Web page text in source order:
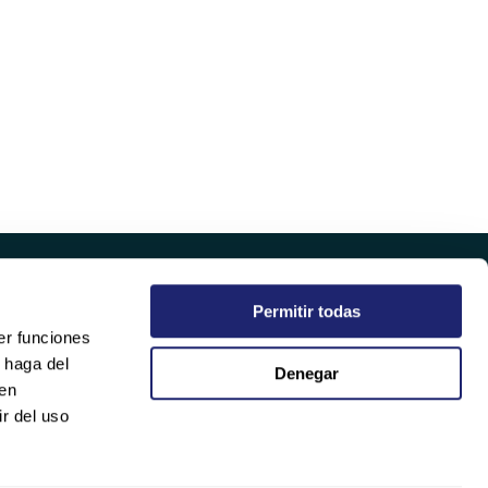
funciones
del
del uso
Permitir todas
Denegar
COMPANY
WHO WE ARE
QUALITY